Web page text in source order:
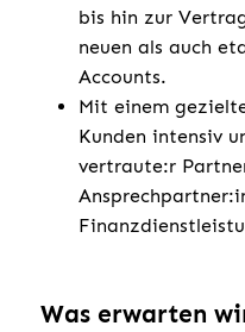
bis hin zur
neuen als auch
Accounts.
Mit einem
Kunden intensiv
vertraute:r
Was erwarten